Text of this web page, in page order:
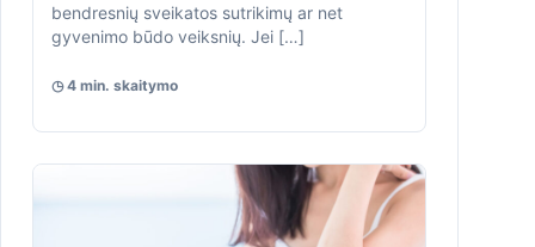
bendresnių sveikatos sutrikimų ar net
gyvenimo būdo veiksnių. Jei […]
◷ 4 min. skaitymo